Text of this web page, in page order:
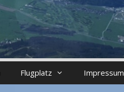
Flugplatz Impressum